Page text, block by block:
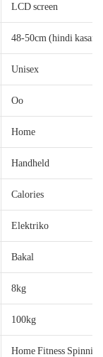
LCD screen
48-50cm (hindi
Unisex
Oo
Home
Handheld
Calories
Elektriko
Bakal
8kg
100kg
Home Fitness